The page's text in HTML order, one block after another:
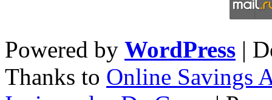
Powered by WordPress |
Thanks to Online Savings